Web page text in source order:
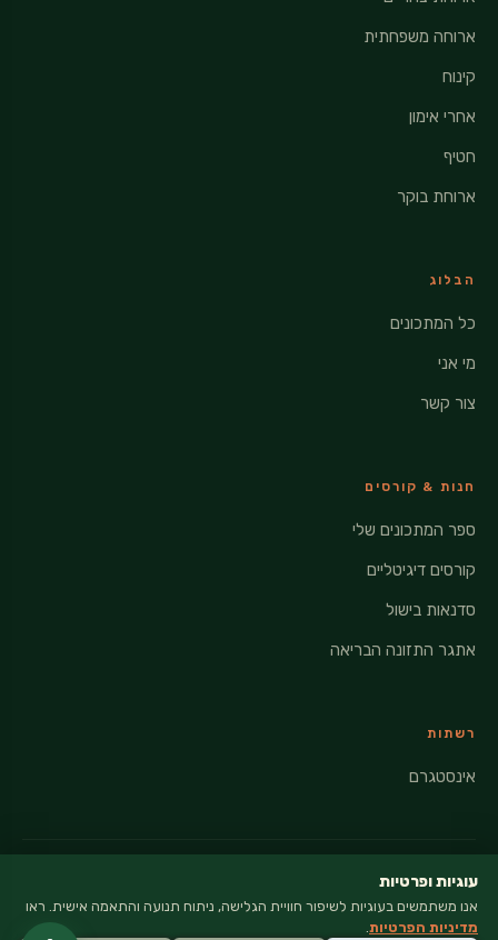
ארוחה משפחתית
קינוח
אחרי אימון
חטיף
ארוחת בוקר
הבלוג
כל המתכונים
מי אני
צור קשר
חנות & קורסים
ספר המתכונים שלי
קורסים דיגיטליים
סדנאות בישול
אתגר התזונה הבריאה
רשתות
אינסטגרם
© 2026 VEGANATI · כל הזכויות שמורות
עוגיות ופרטיות
אנו משתמשים בעוגיות לשיפור חוויית הגלישה, ניתוח תנועה והתאמה אישית. ראו
מדיניות הפרטיות.